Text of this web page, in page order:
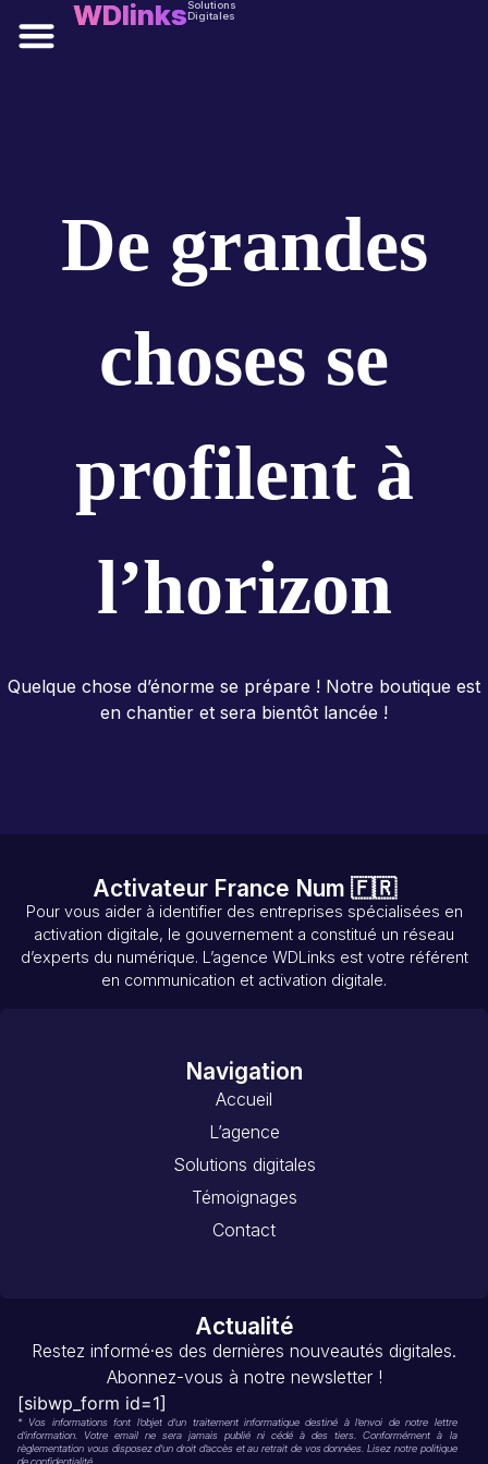
WDlinksSolutions
Digitales
De grandes
choses se
profilent à
l’horizon
Quelque chose d’énorme se prépare ! Notre boutique est
en chantier et sera bientôt lancée !
Activateur France Num 🇫🇷
Pour vous aider à identifier des entreprises spécialisées en
activation digitale, le gouvernement a constitué un réseau
d’experts du numérique. L’agence WDLinks est votre référent
en communication et activation digitale.
Navigation
Accueil
L’agence
Solutions digitales
Témoignages
Contact
Actualité
Restez informé·es des dernières nouveautés digitales.
Abonnez-vous à notre newsletter !
[sibwp_form id=1]
* Vos informations font l’objet d’un traitement informatique destiné à l’envoi de notre lettre
d’information. Votre email ne sera jamais publié ni cédé à des tiers. Conformément à la
règlementation vous disposez d’un droit d’accès et au retrait de vos données. Lisez notre politique
de confidentialité.